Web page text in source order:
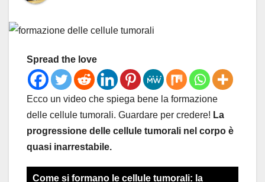
Spread the love
Ecco un video che spiega bene la formazione
delle cellule tumorali. Guardare per credere! La
progressione delle cellule tumorali nel corpo è
quasi inarrestabile.